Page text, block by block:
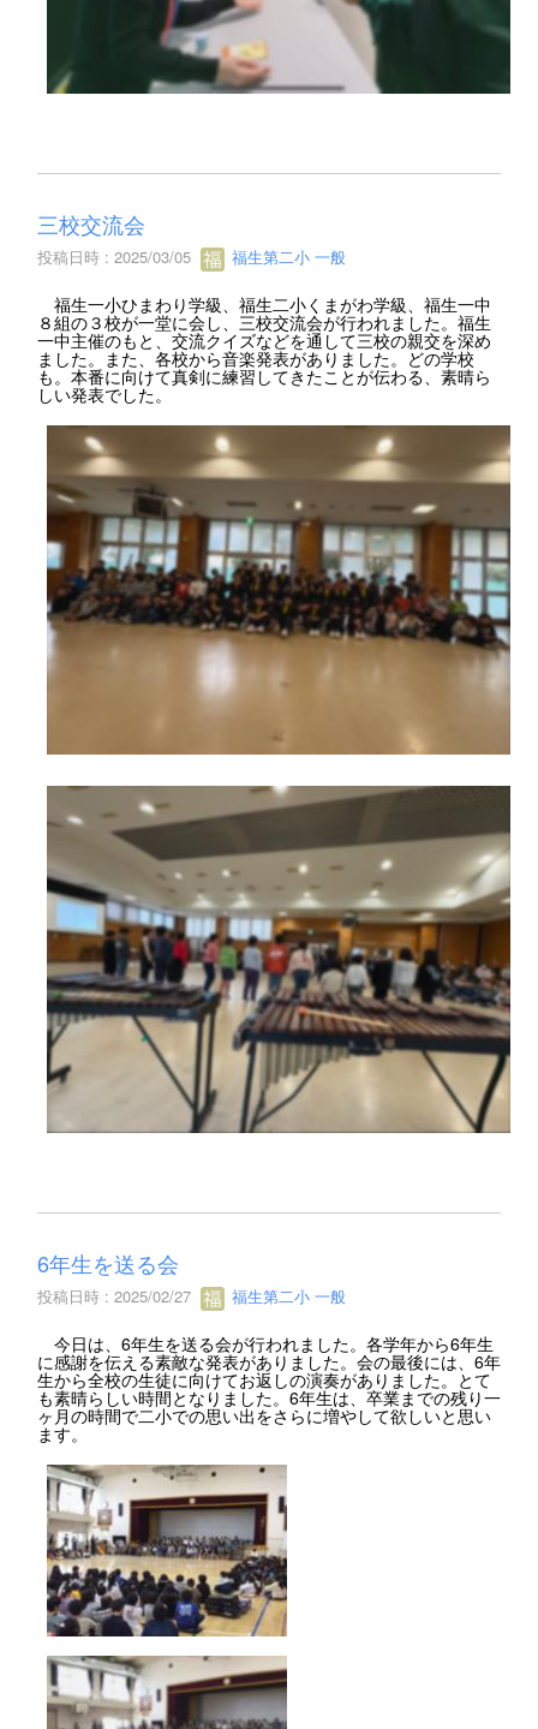
三校交流会
投稿日時 : 2025/03/05 福生第二小 一般
福生一小ひまわり学級、福生二小くまがわ学級、福生一中
８組の３校が一堂に会し、三校交流会が行われました。福生
一中主催のもと、交流クイズなどを通して三校の親交を深め
ました。また、各校から音楽発表がありました。どの学校
も。本番に向けて真剣に練習してきたことが伝わる、素晴ら
しい発表でした。
6年生を送る会
投稿日時 : 2025/02/27 福生第二小 一般
今日は、6年生を送る会が行われました。各学年から6年生
に感謝を伝える素敵な発表がありました。会の最後には、6年
生から全校の生徒に向けてお返しの演奏がありました。とて
も素晴らしい時間となりました。6年生は、卒業までの残り一
ヶ月の時間で二小での思い出をさらに増やして欲しいと思い
ます。